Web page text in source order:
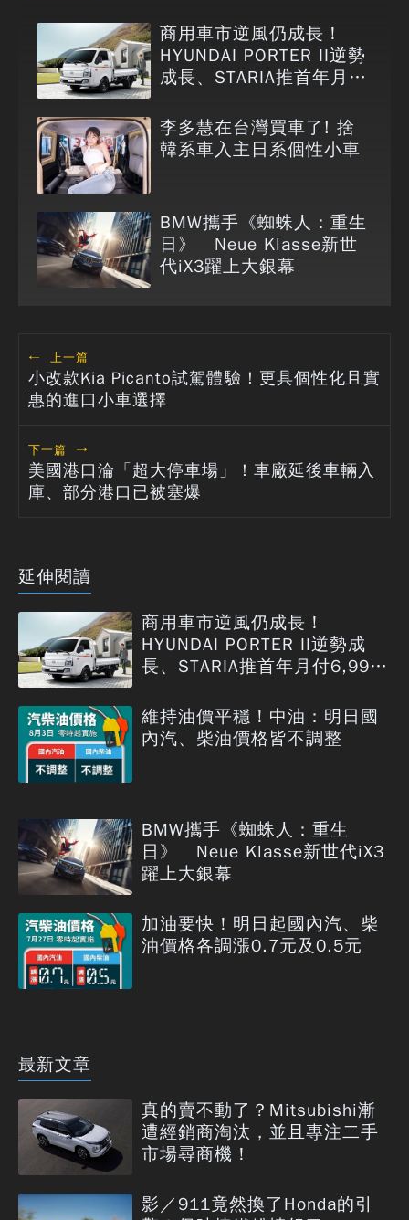
商用車市逆風仍成長！
HYUNDAI PORTER II逆勢
成長、STARIA推首年月付
李多慧在台灣買車了! 捨
韓系車入主日系個性小車
BMW攜手《蜘蛛人：重生
日》 Neue Klasse新世
代iX3躍上大銀幕
← 上一篇
小改款Kia Picanto試駕體驗！更具個性化且實
惠的進口小車選擇
下一篇 →
美國港口淪「超大停車場」！車廠延後車輛入
庫、部分港口已被塞爆
延伸閱讀
商用車市逆風仍成長！
HYUNDAI PORTER II逆勢成
長、STARIA推首年月付6,999
維持油價平穩！中油：明日國
內汽、柴油價格皆不調整
BMW攜手《蜘蛛人：重生
日》 Neue Klasse新世代iX3
躍上大銀幕
加油要快！明日起國內汽、柴
油價格各調漲0.7元及0.5元
最新文章
真的賣不動了？Mitsubishi漸
遭經銷商淘汰，並且專注二手
市場尋商機！
影／911竟然換了Honda的引